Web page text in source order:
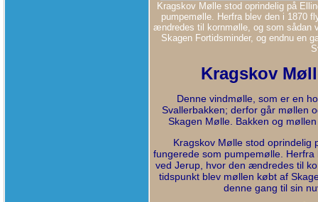
Kragskov Mølle stod oprindelig på
pumpemølle. Herfra blev den i 1870
ændredes til kornmølle, og som sådan
Skagen Fortidsminder, og endnu en
Kragskov
Denne vindmølle, som er en
Svallerbakken; derfor går møllen
Skagen Mølle. Bakken og
Kragskov Mølle stod oprindelig
fungerede som pumpemølle.
ved Jerup, hvor den ændredes til
tidspunkt blev møllen købt af
denne gang til sin